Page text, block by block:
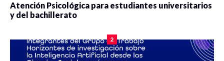
Atención Psicológica para estudiantes universitarios
y del bachillerato
2